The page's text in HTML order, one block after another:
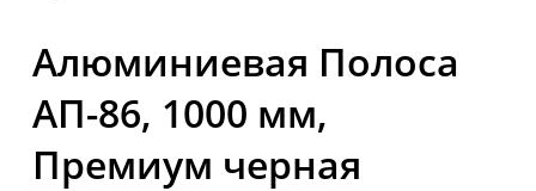
Алюминиевая Полоса
АП-86, 1000 мм,
Премиум черная